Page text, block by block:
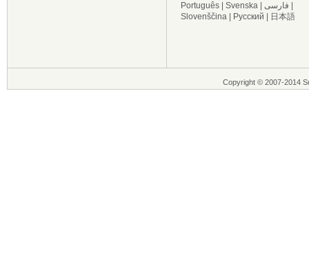
Português
Svenska فارسی
Slovenščina
Русский 日本語
Copyright © 2007-2014